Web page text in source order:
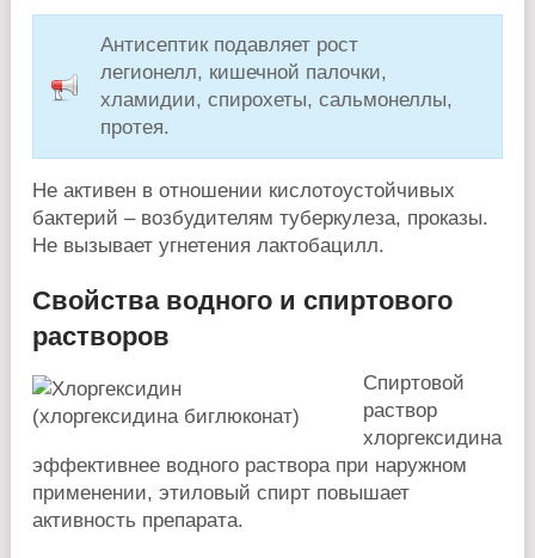
Антисептик подавляет рост
легионелл, кишечной палочки,
хламидии, спирохеты, сальмонеллы,
протея.
Не активен в отношении кислотоустойчивых
бактерий – возбудителям туберкулеза, проказы.
Не вызывает угнетения лактобацилл.
Свойства водного и спиртового
растворов
Спиртовой
раствор
хлоргексидина
эффективнее водного раствора при наружном
применении, этиловый спирт повышает
активность препарата.